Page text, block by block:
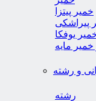
خمیر پیتزا
پیراشکی
یوفکا
مایه
و رشته
رشته